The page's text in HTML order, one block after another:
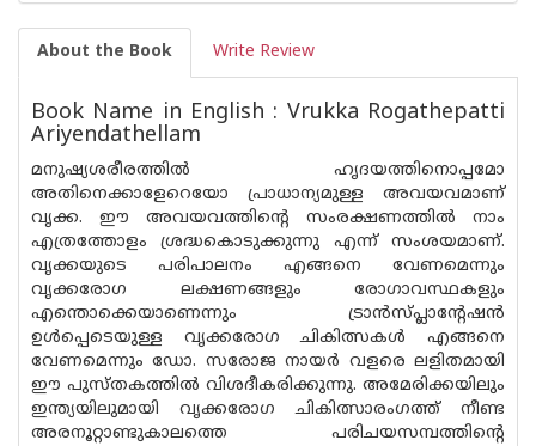
About the Book Write Review
Book Name in English : Vrukka Rogathepatti
Ariyendathellam
മനുഷ്യശരീരത്തിൽ ഹൃദയത്തിനൊപ്പമോ
അതിനെക്കാളേറെയോ പ്രാധാന്യമുള്ള അവയവമാണ്
വൃക്ക. ഈ അവയവത്തിന്റെ സംരക്ഷണത്തിൽ നാം
എത്രത്തോളം ശ്രദ്ധകൊടുക്കുന്നു എന്ന് സംശയമാണ്.
വൃക്കയുടെ പരിപാലനം എങ്ങനെ വേണമെന്നും
വൃക്കരോഗ ലക്ഷണങ്ങളും രോഗാവസ്ഥകളും
എന്തൊക്കെയാണെന്നും ട്രാൻസ്‌പ്ലാൻ്റേഷൻ
ഉൾപ്പെടെയുള്ള വൃക്കരോഗ ചികിത്സകൾ എങ്ങനെ
വേണമെന്നും ഡോ. സരോജ നായർ വളരെ ലളിതമായി
ഈ പുസ്‌തകത്തിൽ വിശദീകരിക്കുന്നു. അമേരിക്കയിലും
ഇന്ത്യയിലുമായി വൃക്കരോഗ ചികിത്സാരംഗത്ത് നീണ്ട
അരനൂറ്റാണ്ടുകാലത്തെ പരിചയസമ്പത്തിൻ്റെ